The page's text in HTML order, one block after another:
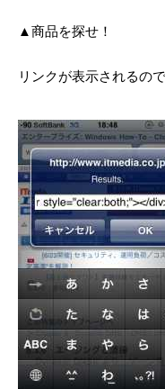
▲商品を探せ！
リンクが表示されるの